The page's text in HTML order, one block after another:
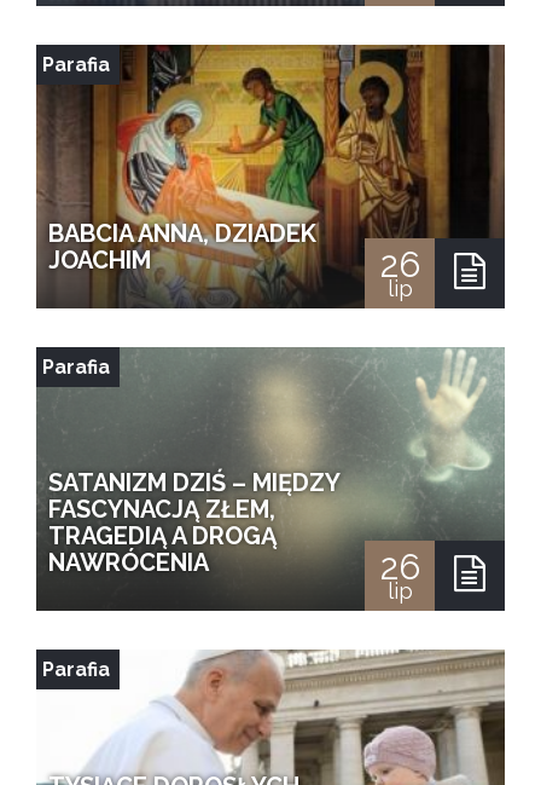
26
lip
BABCIA ANNA, DZIADEK
JOACHIM
Parafia
26
lip
SATANIZM DZIŚ – MIĘDZY
FASCYNACJĄ ZŁEM,
TRAGEDIĄ A DROGĄ
NAWRÓCENIA
Parafia
Parafia